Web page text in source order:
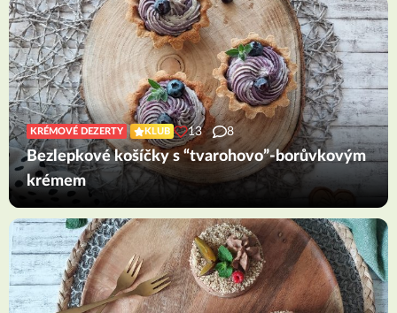
KRÉMOVÉ DEZERTY KLUB 13 8
Bezlepkové košíčky s “tvarohovo”-borůvkovým
krémem